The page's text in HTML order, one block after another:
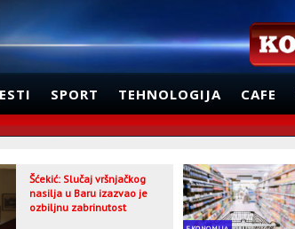
SPORT TEHNOLOGIJA CAFE
Šćekić: Slučaj vršnjačkog
nasilja u Baru izazvao je
ozbiljnu zabrinutost